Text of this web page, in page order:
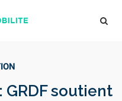
soutient